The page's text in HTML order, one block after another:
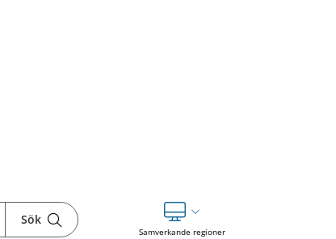
Sök
Samverkande regionerVisa våra andra webbplatser